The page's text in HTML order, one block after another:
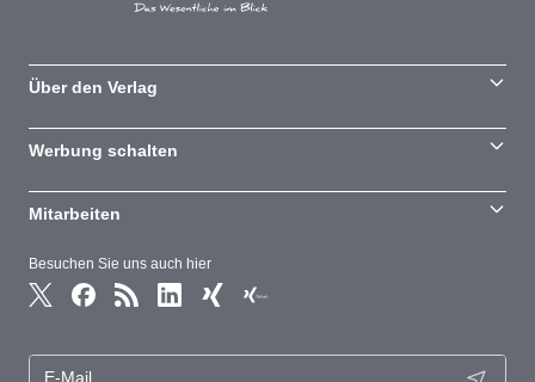
Besuchen Sie uns auch hier
Über den Verlag
Werbung schalten
Mitarbeiten